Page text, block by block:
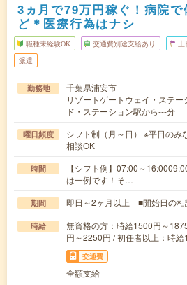
3ヵ月で79万円稼ぐ！病院
ど＊医療行為はナシ
職種未経験OK 交通費別途支給あり 土
派遣
勤務地
千葉県浦安市
リゾートゲートウェイ・ステ
ド・ステーション駅から---分
曜日頻度
シフト制（月～日） ※平日のみ
相談OK
時間
【シフト例】07:00～
は一例です！そ…
期間 即日～2ヶ月以上 ■開始日の相
時給
無資格の方：時給1500円～
円～2250円 / 初任者以上：時
交通費
全額支給